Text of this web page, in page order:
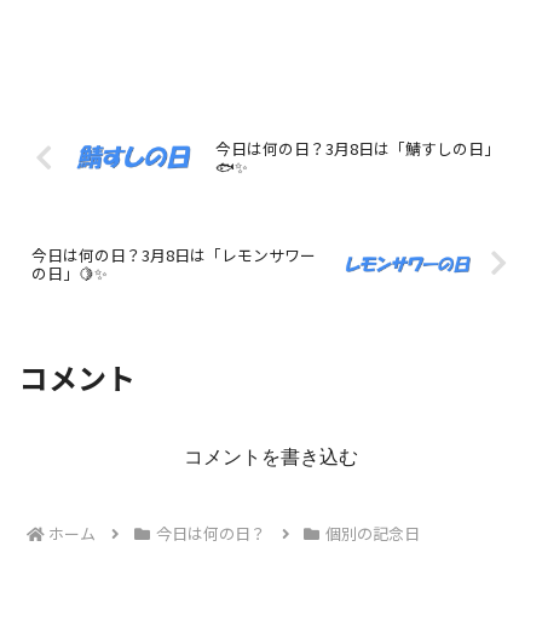
今日は何の日？3月8日は「鯖すしの日」
🐟✨
今日は何の日？3月8日は「レモンサワー
の日」🍋✨
コメント
コメントを書き込む
ホーム 今日は何の日？ 個別の記念日